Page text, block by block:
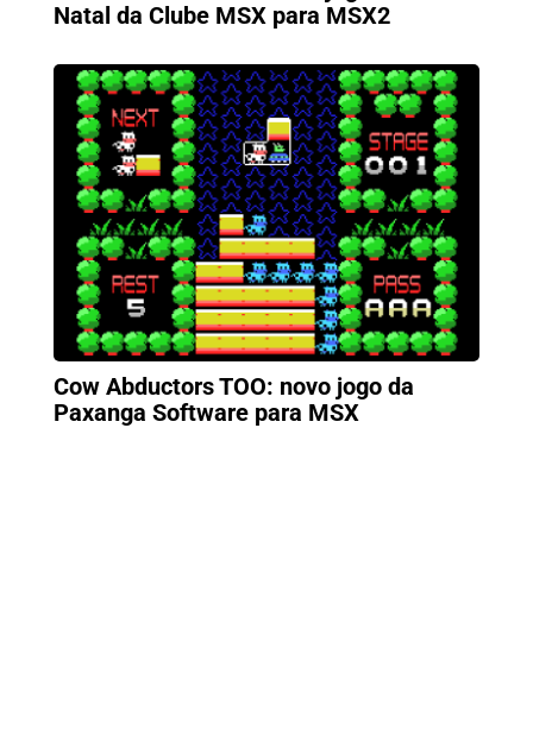
Natal da Clube MSX para MSX2
Cow Abductors TOO: novo jogo da
Paxanga Software para MSX